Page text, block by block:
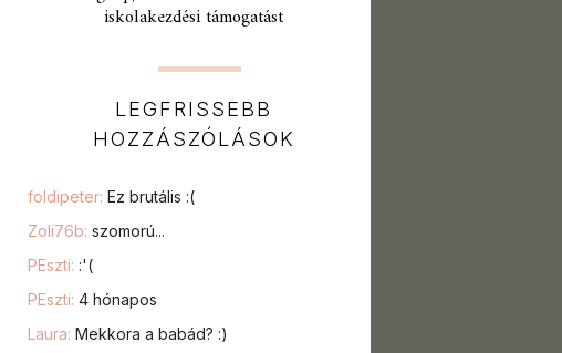
iskolakezdési támogatást
LEGFRISSEBB
HOZZÁSZÓLÁSOK
foldipeter: Ez brutális :(
Zoli76b: szomorú...
PEszti: :'(
PEszti: 4 hónapos
Laura: Mekkora a babád? :)